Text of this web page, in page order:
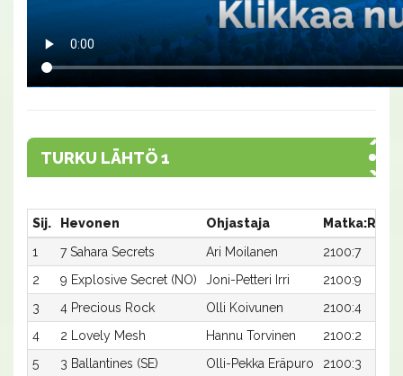
TURKU LÄHTÖ 1
Sij. Hevonen Ohjastaja
Matka:Rata
1
7 Sahara Secrets Ari Moilanen
2100:7
2
9 Explosive Secret (NO) Joni-Petteri Irri
2100:9
3
4 Precious Rock Olli Koivunen
2100:4
4
2 Lovely Mesh Hannu Torvinen
2100:2
5
3 Ballantines (SE) Olli-Pekka Eräpuro
2100:3